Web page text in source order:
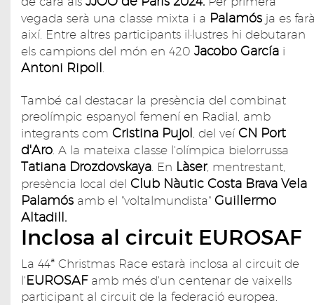
vegada serà una classe mixta i a Palamós ja es
així. Entre altres participants il·lustres hi debutaran
els campions del món en 420 Jacobo García i
Antoni Ripoll .
També cal destacar la presència del combinat
preolímpic espanyol femení en Radial, amb
integrants com Cristina Pujol , del veí CN Port
d'Aro. A la mateixa classe l'olímpica bielorrussa
Tatiana Drozdovskaya. En Làser, mentrestant,
presència local del Club Nàutic Costa Brava Vela
Palamós amb el "voltalmundista" Guillermo
Altadill.
Inclosa al circuit EUROSAF
La 44ª Christmas Race estarà inclosa al circuit de
l'EUROSAF amb més d'un centenar de vaixells
participant al circuit de la federació europea.